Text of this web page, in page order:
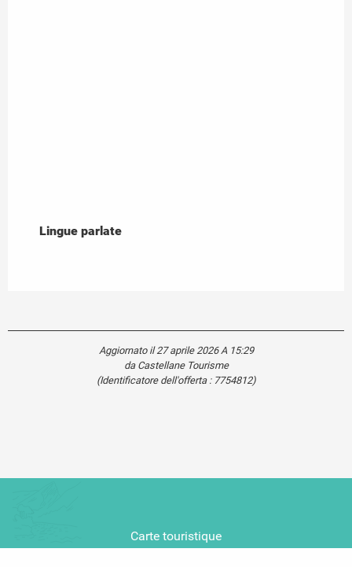
Lingue parlate
Lingue parlate
Aggiornato il 27 aprile 2026 A 15:29
da Castellane Tourisme
(Identificatore dell'offerta : 7754812)
Carte touristique